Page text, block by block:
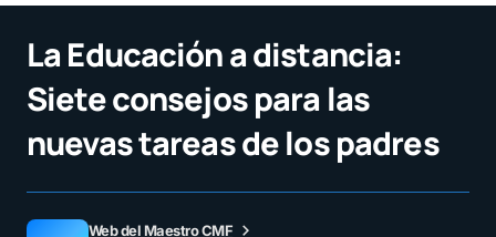
La Educación a distancia:
Siete consejos para las
nuevas tareas de los padres
Web del Maestro CMF